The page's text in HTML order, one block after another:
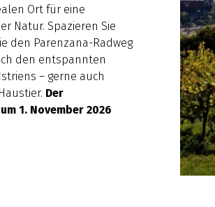
Ort für eine
Natur. Spazieren Sie
den Parenzana-Radweg
den entspannten
– gerne auch
Der
1. November 2026